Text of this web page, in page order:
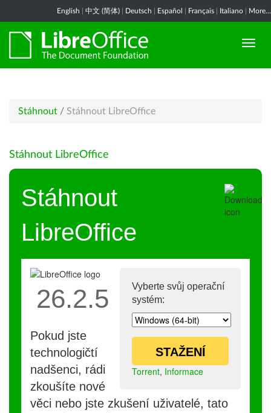
English 中文 (简体) Deutsch Español Français Italiano More...
Stáhnout / Stáhnout LibreOffice
Stáhnout LibreOffice
Stáhnout
LibreOffice
Vyberte svůj operační
systém:
STAŽENÍ
Torrent, Informace
26.2.5
Pokud jste
technologičtí
nadšenci, rádi
zkoušíte nové
věci nebo jste zkušení uživatelé, tato